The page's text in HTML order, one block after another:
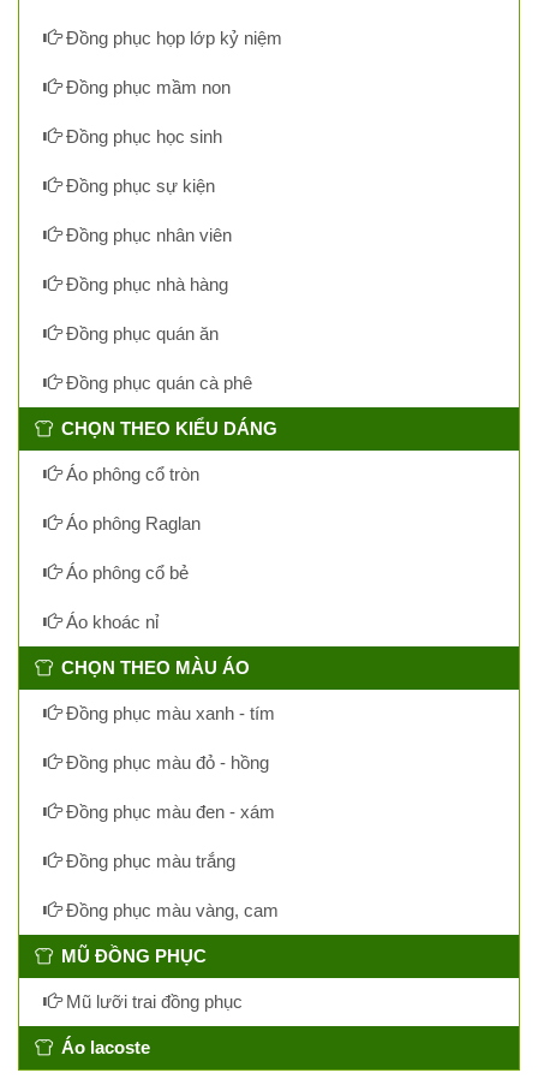
Đồng phục họp lớp kỷ niệm
Đồng phục mầm non
Đồng phục học sinh
Đồng phục sự kiện
Đồng phục nhân viên
Đồng phục nhà hàng
Đồng phục quán ăn
Đồng phục quán cà phê
CHỌN THEO KIỂU DÁNG
Áo phông cổ tròn
Áo phông Raglan
Áo phông cổ bẻ
Áo khoác nỉ
CHỌN THEO MÀU ÁO
Đồng phục màu xanh - tím
Đồng phục màu đỏ - hồng
Đồng phục màu đen - xám
Đồng phục màu trắng
Đồng phục màu vàng, cam
MŨ ĐỒNG PHỤC
Mũ lưỡi trai đồng phục
Áo lacoste